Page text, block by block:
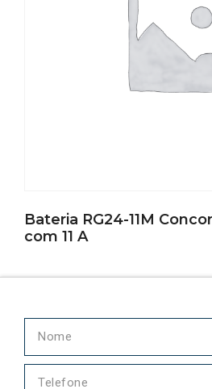
Bateria RG24-11M
com 11 A